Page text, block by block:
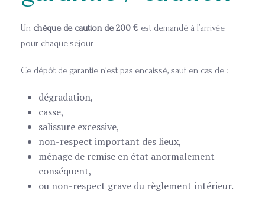
Un chèque de caution de 200 € est demandé à l’arrivée
pour chaque séjour.
Ce dépôt de garantie n’est pas encaissé, sauf en cas de :
dégradation,
casse,
salissure excessive,
non-respect important des lieux,
ménage de remise en état anormalement
conséquent,
ou non-respect grave du règlement intérieur.